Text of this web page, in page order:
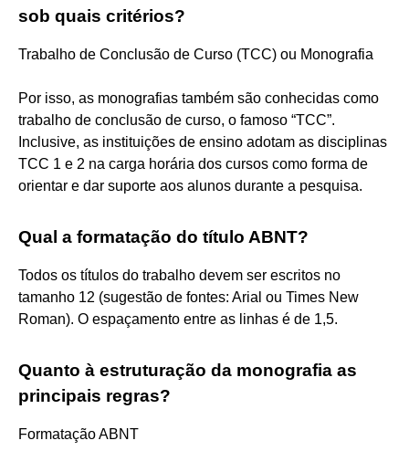
sob quais critérios?
Trabalho de Conclusão de Curso (TCC) ou Monografia
Por isso, as monografias também são conhecidas como
trabalho de conclusão de curso, o famoso “TCC”.
Inclusive, as instituições de ensino adotam as disciplinas
TCC 1 e 2 na carga horária dos cursos como forma de
orientar e dar suporte aos alunos durante a pesquisa.
Qual a formatação do título ABNT?
Todos os títulos do trabalho devem ser escritos no
tamanho 12 (sugestão de fontes: Arial ou Times New
Roman). O espaçamento entre as linhas é de 1,5.
Quanto à estruturação da monografia as
principais regras?
Formatação ABNT